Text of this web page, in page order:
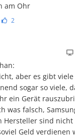
am Ohr
2
aber es gibt
sogar so viele,
ein Gerät
was falsch,
Hersteller sind
Geld verdienen